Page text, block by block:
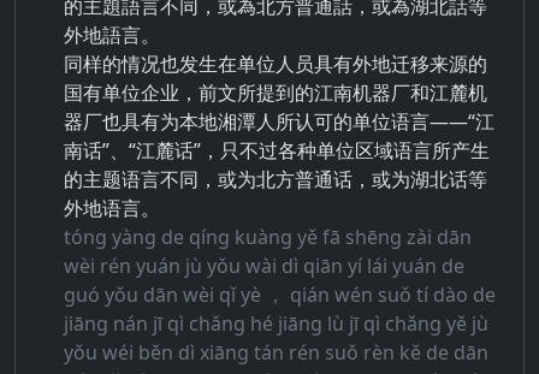
的主題語言不同，或為北方普通話，或為湖北話等
外地語言。
同样的情况也发生在单位人员具有外地迁移来源的
国有单位企业，前文所提到的江南机器厂和江麓机
器厂也具有为本地湘潭人所认可的单位语言——“江
南话”、“江麓话”，只不过各种单位区域语言所产生
的主题语言不同，或为北方普通话，或为湖北话等
外地语言。
tóng yàng de qíng kuàng yě fā shēng zài dān
wèi rén yuán jù yǒu wài dì qiān yí lái yuán de
guó yǒu dān wèi qǐ yè ， qián wén suǒ tí dào de
jiāng nán jī qì chǎng hé jiāng lù jī qì chǎng yě jù
yǒu wéi běn dì xiāng tán rén suǒ rèn kě de dān